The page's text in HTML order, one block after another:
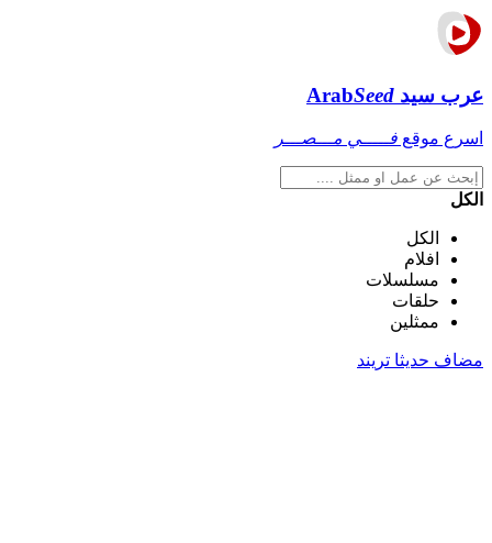
عرب سيد ArabSeed
اسرع موقع فـــــي مـــصـــر
الكل
الكل
افلام
مسلسلات
حلقات
ممثلين
مضاف حديثا تريند